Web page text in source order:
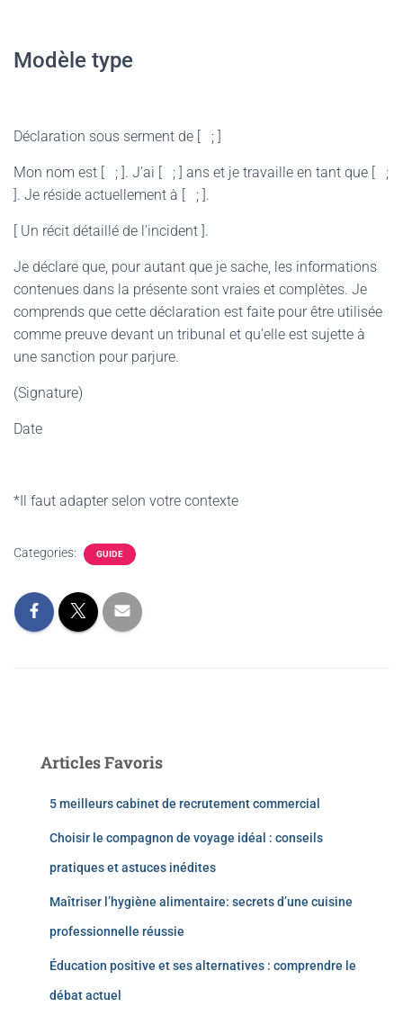
Modèle type
Déclaration sous serment de [ ; ]
Mon nom est [ ; ]. J’ai [ ; ] ans et je travaille en tant que [ ;
]. Je réside actuellement à [ ; ].
[ Un récit détaillé de l’incident ].
Je déclare que, pour autant que je sache, les informations
contenues dans la présente sont vraies et complètes. Je
comprends que cette déclaration est faite pour être utilisée
comme preuve devant un tribunal et qu’elle est sujette à
une sanction pour parjure.
(Signature)
Date
*Il faut adapter selon votre contexte
Categories: GUIDE
Articles Favoris
5 meilleurs cabinet de recrutement commercial
Choisir le compagnon de voyage idéal : conseils
pratiques et astuces inédites
Maîtriser l’hygiène alimentaire: secrets d’une cuisine
professionnelle réussie
Éducation positive et ses alternatives : comprendre le
débat actuel